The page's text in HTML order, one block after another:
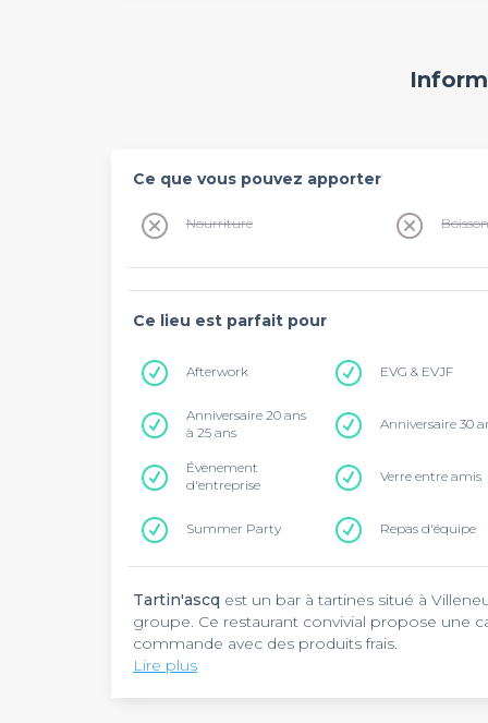
Ce que vous pouvez apporter
Nourriture
Ce lieu est parfait pour
Afterwork EVG & EVJF
Anniversaire 20 ans
à 25 ans
Anniversaire 30
Évènement
d'entreprise
Verre entre amis
Summer Party Repas d'équipe
Tartin'ascq est un bar à tartines situé à
groupe. Ce restaurant convivial propose une
commande avec des produits frais.
Lire plus